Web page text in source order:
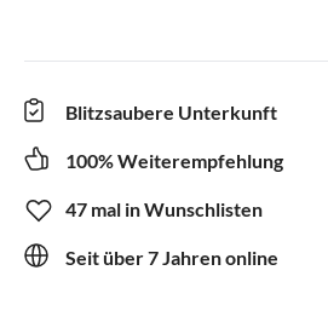
Blitzsaubere Unterkunft
100% Weiterempfehlung
47 mal in Wunschlisten
Seit über 7 Jahren online